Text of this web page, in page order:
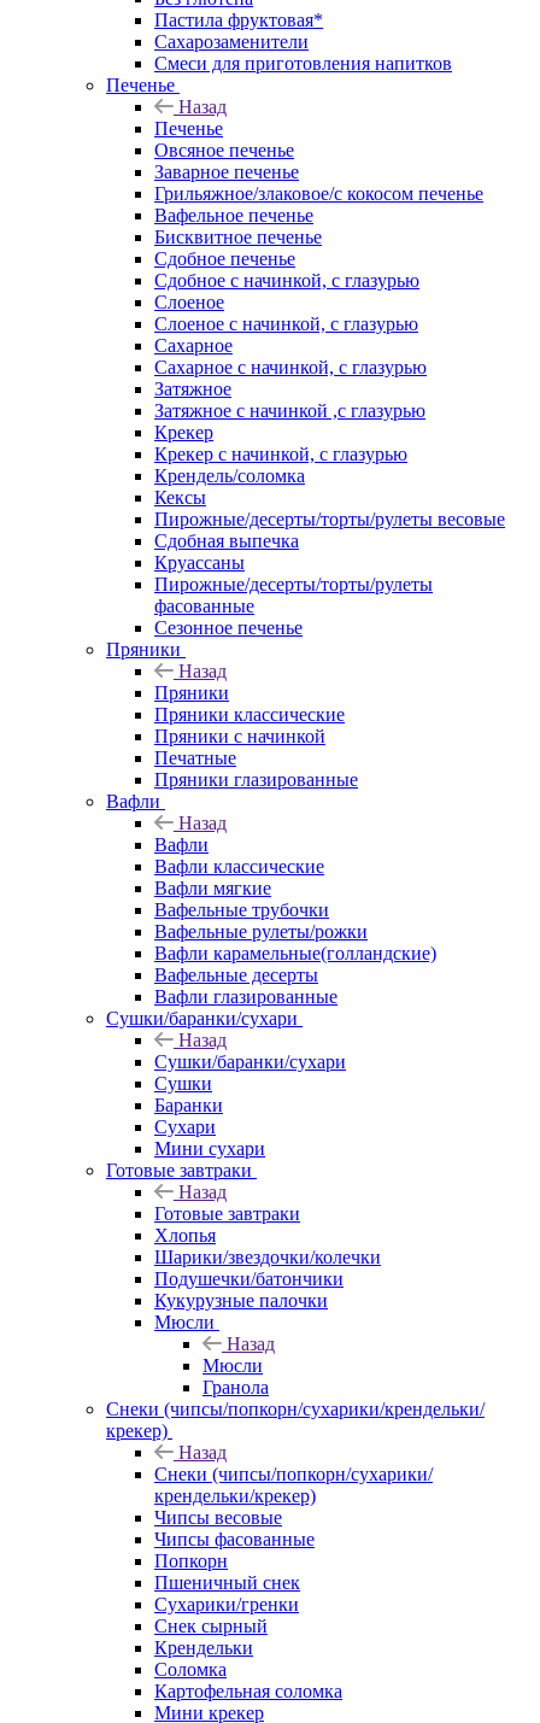
Пастила фруктовая*
Сахарозаменители
Смеси для приготовления напитков
Печенье
Назад
Печенье
Овсяное печенье
Заварное печенье
Грильяжное/злаковое/с кокосом печенье
Вафельное печенье
Бисквитное печенье
Сдобное печенье
Сдобное с начинкой, с глазурью
Слоеное
Слоеное с начинкой, с глазурью
Сахарное
Сахарное с начинкой, с глазурью
Затяжное
Затяжное с начинкой ,с глазурью
Крекер
Крекер с начинкой, с глазурью
Крендель/соломка
Кексы
Пирожные/десерты/торты/рулеты весовые
Сдобная выпечка
Круассаны
Пирожные/десерты/торты/рулеты
фасованные
Сезонное печенье
Пряники
Назад
Пряники
Пряники классические
Пряники с начинкой
Печатные
Пряники глазированные
Вафли
Назад
Вафли
Вафли классические
Вафли мягкие
Вафельные трубочки
Вафельные рулеты/рожки
Вафли карамельные(голландские)
Вафельные десерты
Вафли глазированные
Сушки/баранки/сухари
Назад
Сушки/баранки/сухари
Сушки
Баранки
Сухари
Мини сухари
Готовые завтраки
Назад
Готовые завтраки
Хлопья
Шарики/звездочки/колечки
Подушечки/батончики
Кукурузные палочки
Мюсли
Назад
Мюсли
Гранола
Снеки (чипсы/попкорн/сухарики/крендельки/
крекер)
Назад
Снеки (чипсы/попкорн/сухарики/
крендельки/крекер)
Чипсы весовые
Чипсы фасованные
Попкорн
Пшеничный снек
Сухарики/гренки
Снек сырный
Крендельки
Соломка
Картофельная соломка
Мини крекер